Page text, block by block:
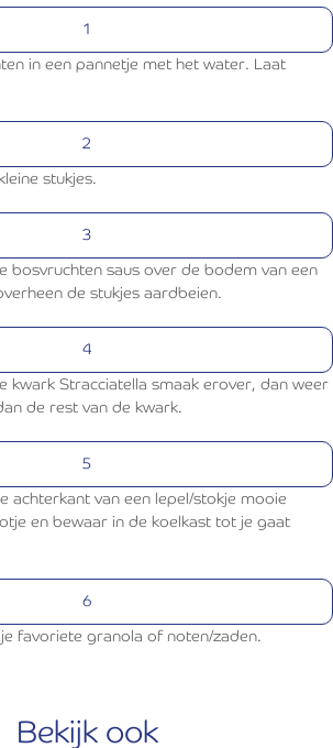
in een pannetje met het water. Laat
stukjes.
bosvruchten saus over de bodem van een
de stukjes aardbeien.
kwark Stracciatella smaak erover, dan weer
de rest van de kwark.
achterkant van een lepel/stokje mooie
en bewaar in de koelkast tot je gaat
favoriete granola of noten/zaden.
Bekijk ook